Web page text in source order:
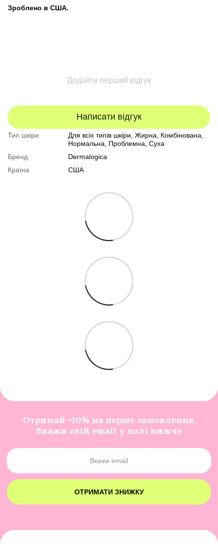
Зроблено в США.
Додайте перший відгук
Написати відгук
Тип шкіри Для всіх типів шкіри Жирна Комбінована
Нормальна
Проблемна Суха
Бренд
Dermalogica
Країна
США
Отримай -10% на перше замовлення.
Вкажи свій email у полі нижче
ОТРИМАТИ ЗНИЖКУ